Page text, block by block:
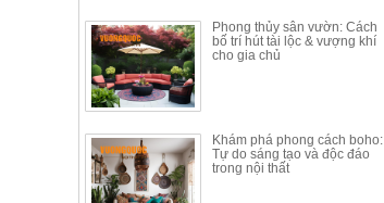
Phong thủy sân vườn: Cách
bố trí hút tài lộc & vượng khí
cho gia chủ
Khám phá phong cách boho:
Tự do sáng tạo và độc đáo
trong nội thất